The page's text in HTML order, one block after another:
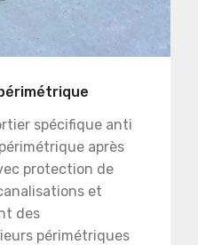
spécifique anti
après
protection de
et
des
périmétriques